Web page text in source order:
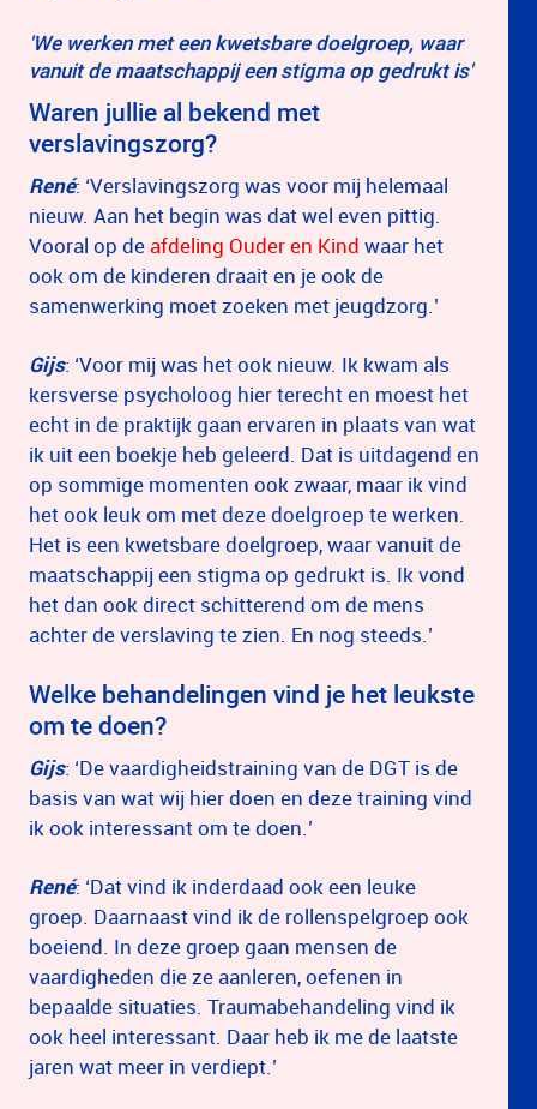
'We werken met een kwetsbare doelgroep, waar
vanuit de maatschappij een stigma op gedrukt is'
Waren jullie al bekend met
verslavingszorg?
René: ‘Verslavingszorg was voor mij helemaal
nieuw. Aan het begin was dat wel even pittig.
Vooral op de afdeling Ouder en Kind waar het
ook om de kinderen draait en je ook de
samenwerking moet zoeken met jeugdzorg.’
Gijs: ‘Voor mij was het ook nieuw. Ik kwam als
kersverse psycholoog hier terecht en moest het
echt in de praktijk gaan ervaren in plaats van wat
ik uit een boekje heb geleerd. Dat is uitdagend en
op sommige momenten ook zwaar, maar ik vind
het ook leuk om met deze doelgroep te werken.
Het is een kwetsbare doelgroep, waar vanuit de
maatschappij een stigma op gedrukt is. Ik vond
het dan ook direct schitterend om de mens
achter de verslaving te zien. En nog steeds.’
Welke behandelingen vind je het leukste
om te doen?
Gijs: ‘De vaardigheidstraining van de DGT is de
basis van wat wij hier doen en deze training vind
ik ook interessant om te doen.’
René: ‘Dat vind ik inderdaad ook een leuke
groep. Daarnaast vind ik de rollenspelgroep ook
boeiend. In deze groep gaan mensen de
vaardigheden die ze aanleren, oefenen in
bepaalde situaties. Traumabehandeling vind ik
ook heel interessant. Daar heb ik me de laatste
jaren wat meer in verdiept.’